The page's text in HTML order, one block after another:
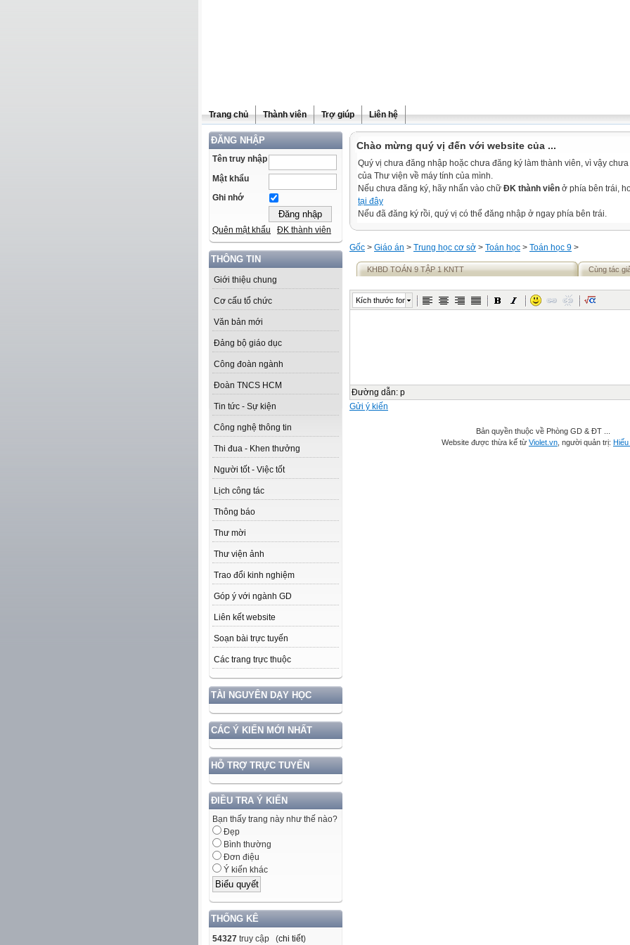
Trang chủ Thành viên Trợ giúp Liên hệ
ĐĂNG NHẬP
Tên truy nhập
Mật khẩu
Ghi nhớ
Quên mật khẩu ĐK thành viên
THÔNG TIN
Giới thiệu chung
Cơ cấu tổ chức
Văn bản mới
Đảng bộ giáo dục
Công đoàn ngành
Đoàn TNCS HCM
Tin tức - Sự kiện
Công nghệ thông tin
Thi đua - Khen thưởng
Người tốt - Việc tốt
Lịch công tác
Thông báo
Thư mời
Thư viện ảnh
Trao đổi kinh nghiệm
Góp ý với ngành GD
Liên kết website
Soạn bài trực tuyến
Các trang trực thuộc
TÀI NGUYÊN DẠY HỌC
CÁC Ý KIẾN MỚI NHẤT
HỖ TRỢ TRỰC TUYẾN
ĐIỀU TRA Ý KIẾN
Bạn thấy trang này như thế nào?
Đẹp
Bình thường
Đơn điệu
Ý kiến khác
THỐNG KÊ
54327 truy cập (chi tiết)
Chào mừng quý vị đến với website của ...
Quý vị chưa đăng nhập hoặc chưa đăng ký làm thành viên, vì vậy
của Thư viện về máy tính của mình.
Nếu chưa đăng ký, hãy nhấn vào chữ ĐK thành viên ở phía bên trái,
tại đây
Nếu đã đăng ký rồi, quý vị có thể đăng nhập ở ngay phía bên trái.
Gốc > Giáo án > Trung học cơ sở > Toán học > Toán học 9 >
KHBD TOÁN 9 TẬP 1 KNTT Cùng tác
Kích thước font
Đường dẫn: p
Gửi ý kiến
Bản quyền thuộc về Phòng GD & ĐT ...
Website được thừa kế từ Violet.vn , người quản trị: Hiếu